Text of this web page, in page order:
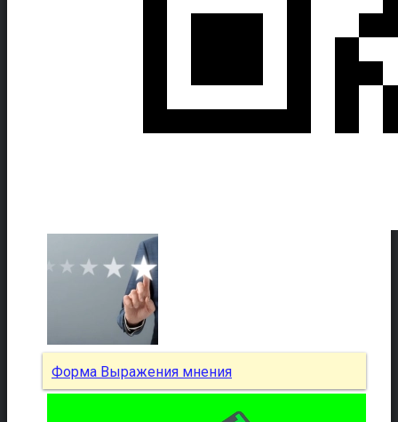
Форма Выражения мнения